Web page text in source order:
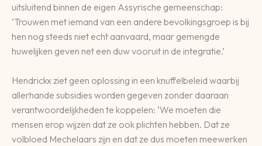
uitsluitend binnen de eigen Assyrische gemeenschap:
‘Trouwen met iemand van een andere bevolkingsgroep is bij
hen nog steeds niet echt aanvaard, maar gemengde
huwelijken geven net een duw vooruit in de integratie.’
Hendrickx ziet geen oplossing in een knuffelbeleid waarbij
allerhande subsidies worden gegeven zonder daaraan
verantwoordelijkheden te koppelen: ‘We moeten die
mensen erop wijzen dat ze ook plichten hebben. Dat ze
volbloed Mechelaars zijn en dat ze dus moeten meewerken